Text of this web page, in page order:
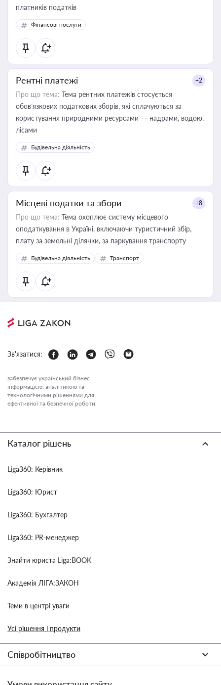
платників податків
Фінансові послуги
Рентні платежі +2
Про що тема: Тема рентних платежів стосується
обов’язкових податкових зборів, які сплачуються за
користування природними ресурсами — надрами, водою,
лісами
Будівельна діяльність
Місцеві податки та збори +8
Про що тема: Тема охоплює систему місцевого
оподаткування в Україні, включаючи туристичний збір,
плату за земельні ділянки, за паркування транспорту
Будівельна діяльність Транспорт
Зв'язатися:
забезпечує український бізнес
інформацією, аналітикою та
технологічними рішеннями для
ефективної та безпечної роботи.
Каталог рішень
Liga360: Керівник
Liga360: Юрист
Liga360: Бухгалтер
Liga360: PR-менеджер
Знайти юриста Liga:BOOK
Академія ЛІГА:ЗАКОН
Теми в центрі уваги
Усі рішення і продукти
Співробітництво